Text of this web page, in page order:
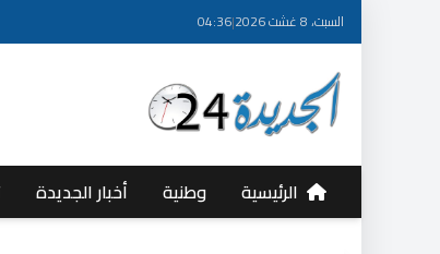
السبت، 8 غشت 2026 |
04:36
الرئيسية وطنية أخبار الجديدة